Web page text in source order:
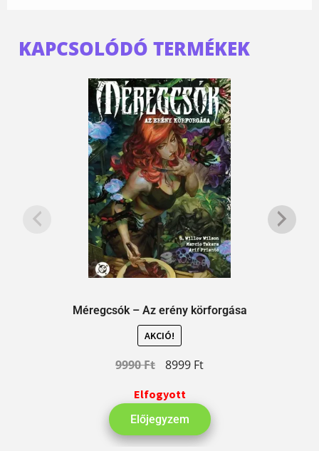
KAPCSOLÓDÓ TERMÉKEK
Méregcsók – Az erény körforgása
AKCIÓ!
9990Ft 8999 Ft
Elfogyott
Előjegyzem